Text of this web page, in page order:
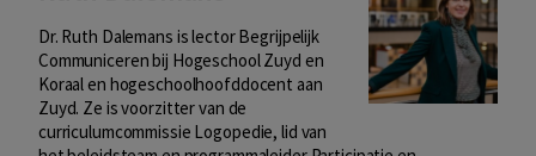
Dr. Ruth Dalemans is lector Begrijpelijk
Communiceren bij Hogeschool Zuyd en
Koraal en hogeschoolhoofddocent aan
Zuyd. Ze is voorzitter van de
curriculumcommissie Logopedie, lid van